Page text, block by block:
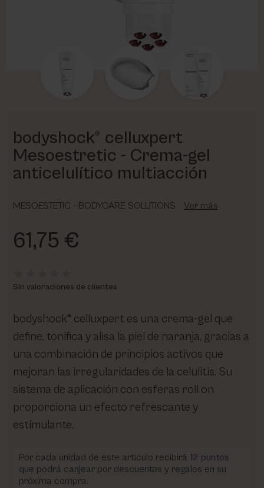
bodyshock® celluxpert
Mesoestretic - Crema-gel
anticelulítico multiacción
MESOESTETIC - BODYCARE SOLUTIONS Ver más
61,75 €
Sin valoraciones de clientes
bodyshock® celluxpert es una crema-gel que
define, tonifica y alisa la piel de naranja, gracias a
una combinación de principios activos que
mejoran las irregularidades de la celulitis. Su
sistema de aplicación con esferas roll on
proporciona un efecto refrescante y
estimulante.
Por cada unidad de este articulo recibirá 12 puntos
que podrá canjear por descuentos y regalos en su
próxima compra.